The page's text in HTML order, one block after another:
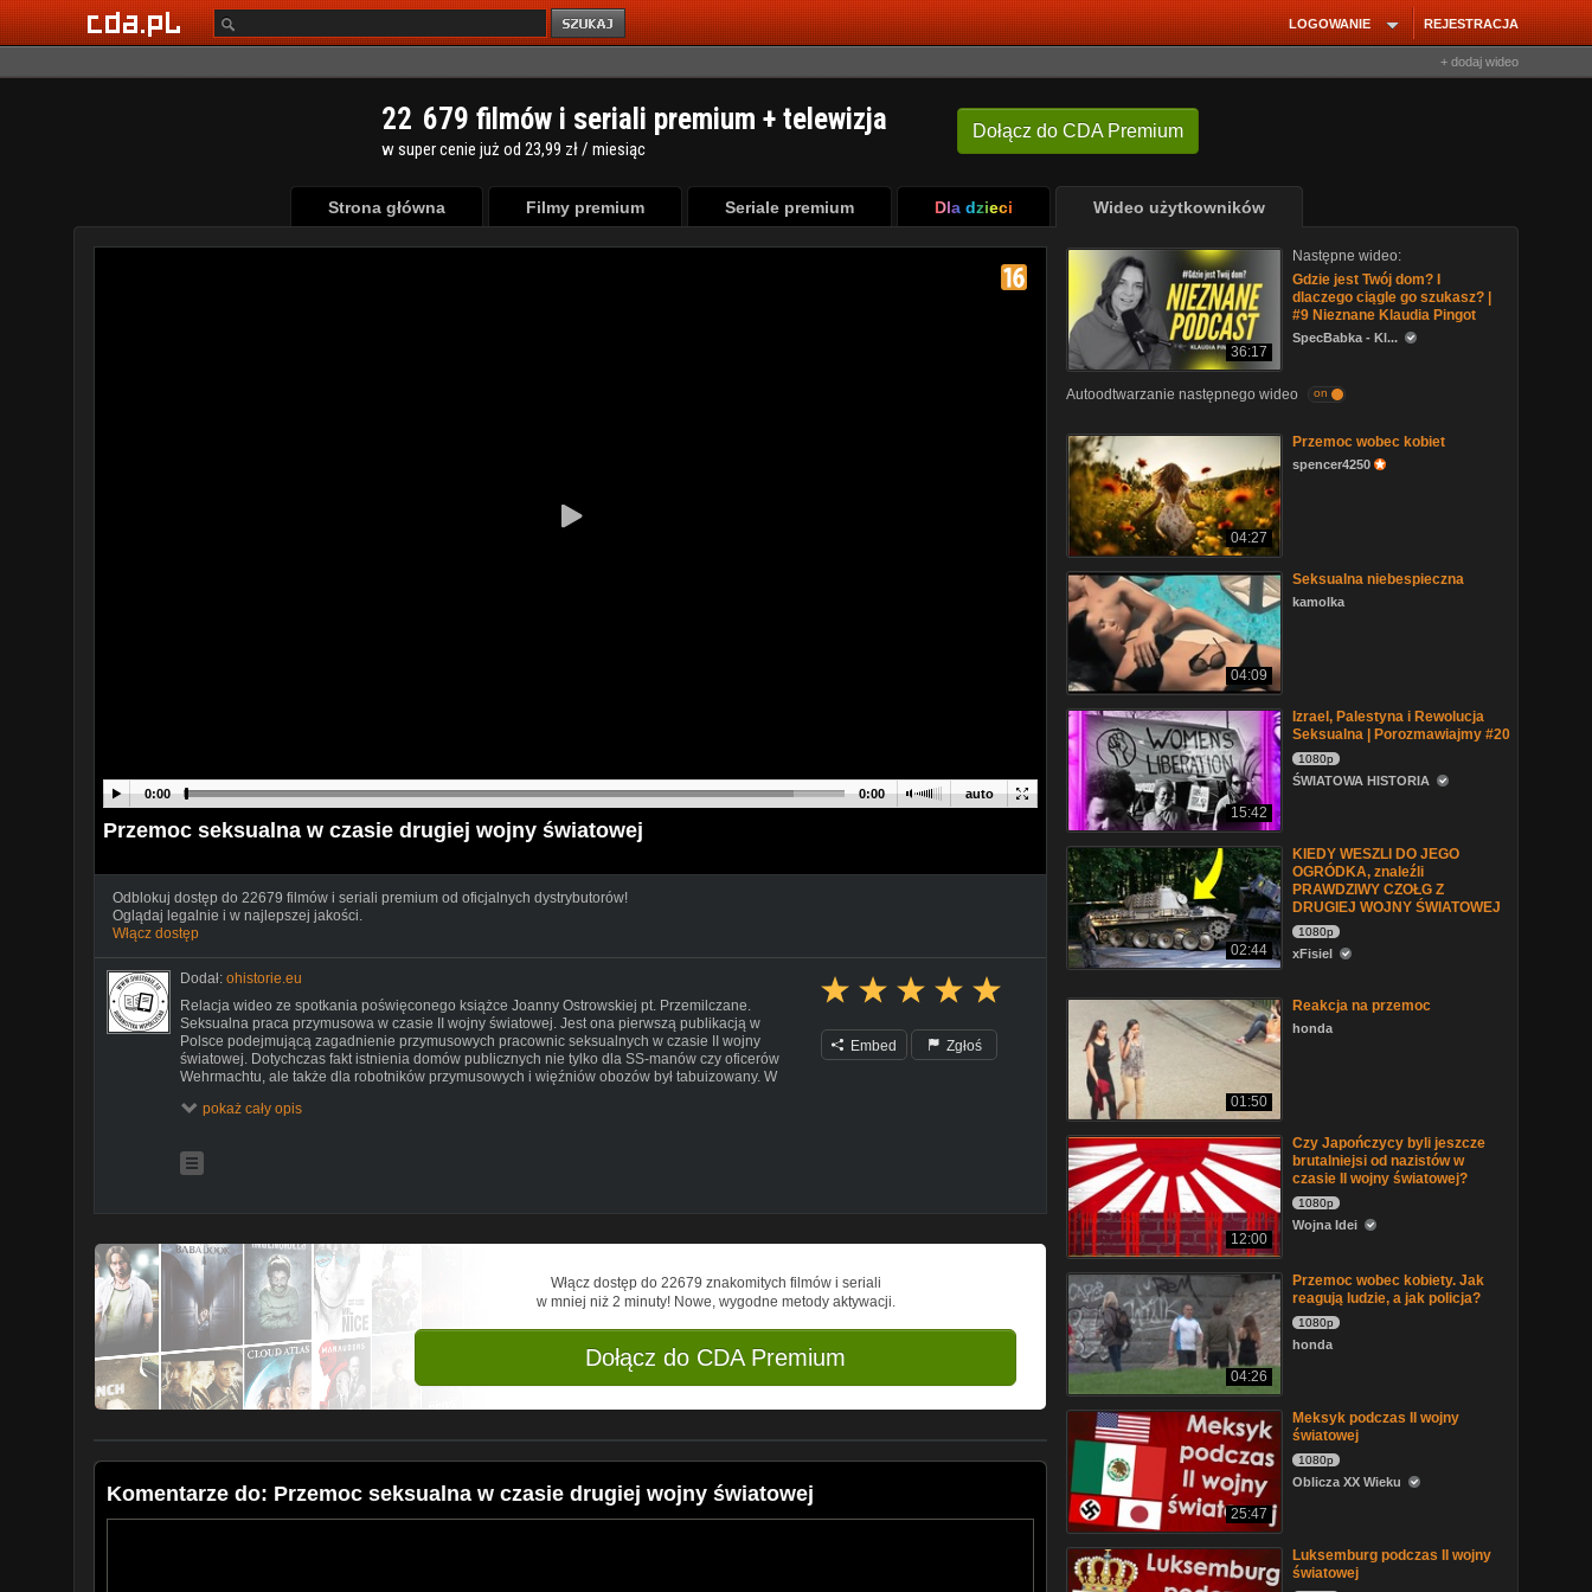
REJESTRACJA
LOGOWANIE
+ dodaj wideo
Dołącz do CDA Premium
22 679 filmów i seriali premium + telewizja
w super cenie już od 23,99 zł / miesiąc
Strona główna Filmy premium Seriale premium Dla dzieci Wideo użytkowników
auto
0:00 0:00
Przemoc seksualna w czasie drugiej wojny światowej
Odblokuj dostęp do 22679 filmów i seriali premium od oficjalnych dystrybutorów!
Oglądaj legalnie i w najlepszej jakości.
Włącz dostęp
Dodał: ohistorie.eu
Relacja wideo ze spotkania poświęconego książce Joanny Ostrowskiej pt. Przemilczane.
Seksualna praca przymusowa w czasie II wojny światowej. Jest ona pierwszą publikacją w
Polsce podejmującą zagadnienie przymusowych pracownic seksualnych w czasie II wojny
światowej. Dotychczas fakt istnienia domów publicznych nie tylko dla SS-manów czy oficerów
Wehrmachtu, ale także dla robotników przymusowych i więźniów obozów był tabuizowany. W
kobiet na podbitych obszarach.
wykorzystania seksualnego kobiet jako formy kontroli seksualności i przymusowej pracy.
Prowadzenie dr Ewa Solska (UMCS)
Realizacja Wideo
dr hab. Piotr Witek
Współpraca
Andrzej Włoch
pokaż cały opis
Embed Zgłoś
Włącz dostęp do 22679 znakomitych filmów i seriali
w mniej niż 2 minuty! Nowe, wygodne metody aktywacji.
Dołącz do CDA Premium
Komentarze do: Przemoc seksualna w czasie drugiej wojny światowej
36:17
Następne wideo:
Gdzie jest Twój dom? I
dlaczego ciągle go szukasz? |
#9 Nieznane Klaudia Pingot
SpecBabka - Kl...
Autoodtwarzanie następnego wideo on
04:27
Przemoc wobec kobiet
spencer4250
04:09
Seksualna niebespieczna
kamolka
15:42
Izrael, Palestyna i Rewolucja
Seksualna | Porozmawiajmy #20
1080p
ŚWIATOWA HISTORIA
02:44
KIEDY WESZLI DO JEGO
OGRÓDKA, znaleźli
PRAWDZIWY CZOŁG Z
DRUGIEJ WOJNY ŚWIATOWEJ
1080p
xFisiel
01:50
Reakcja na przemoc
honda
12:00
Czy Japończycy byli jeszcze
brutalniejsi od nazistów w
czasie II wojny światowej?
1080p
Wojna Idei
04:26
Przemoc wobec kobiety. Jak
reagują ludzie, a jak policja?
1080p
honda
25:47
Meksyk podczas II wojny
światowej
1080p
Oblicza XX Wieku
Luksemburg podczas II wojny
światowej